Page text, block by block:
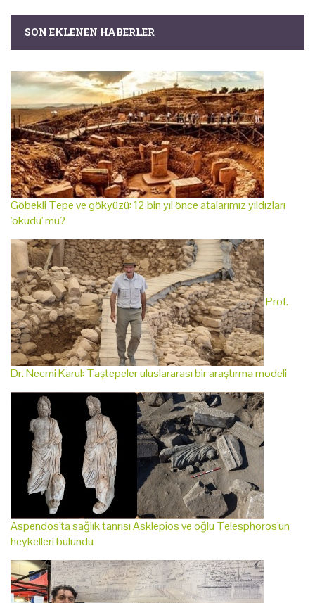
SON EKLENEN HABERLER
Göbekli Tepe ve gökyüzü: 12 bin yıl önce atalarımız yıldızları
'okudu' mu?
Prof.
Dr. Necmi Karul: Taştepeler uluslararası bir araştırma modeli
Aspendos'ta sağlık tanrısı Asklepios ve oğlu Telesphoros'un
heykelleri bulundu